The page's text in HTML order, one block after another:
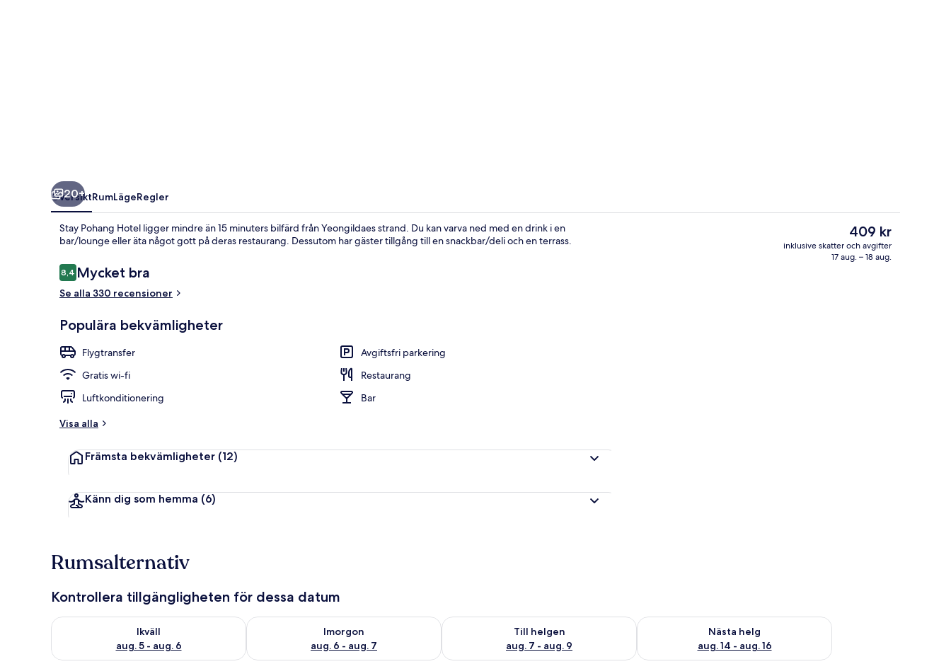
20+
ÖversiktRumLägeRegler
Stay Pohang Hotel ligger mindre än 15 minuters bilfärd från Yeongildaes strand. Du kan varva ned med en drink i en
bar/lounge eller äta något gott på deras restaurang. Dessutom har gäster tillgång till en snackbar/deli och en terrass.
Recensioner
8,48,4 av 10,
Mycket bra
Se alla 330 recensioner
Populära bekvämligheter
Flygtransfer
Avgiftsfri parkering
Gratis wi-fi
Restaurang
Luftkonditionering
Bar
Visa alla
Främsta bekvämligheter (12)
Känn dig som hemma (6)
Det
nuvarande
priset
409 kr
inklusive skatter och avgifter
17 aug. – 18 aug.
Rumsalternativ
Kontrollera tillgängligheten för dessa datum
Ikväll
aug. 5 - aug. 6
Kontrollera tillgängligheten för ikväll aug. 5 - aug. 6
Imorgon
aug. 6 - aug. 7
Kontrollera tillgängligheten för imorgon aug. 6 - aug. 7
Till helgen
aug. 7 - aug. 9
Kontrollera tillgängligheten för den här helgen aug. 7 - aug. 9
Nästa helg
aug. 14 - aug. 16
Kontrollera tillgängligheten för nästa helg aug. 14 - aug. 16